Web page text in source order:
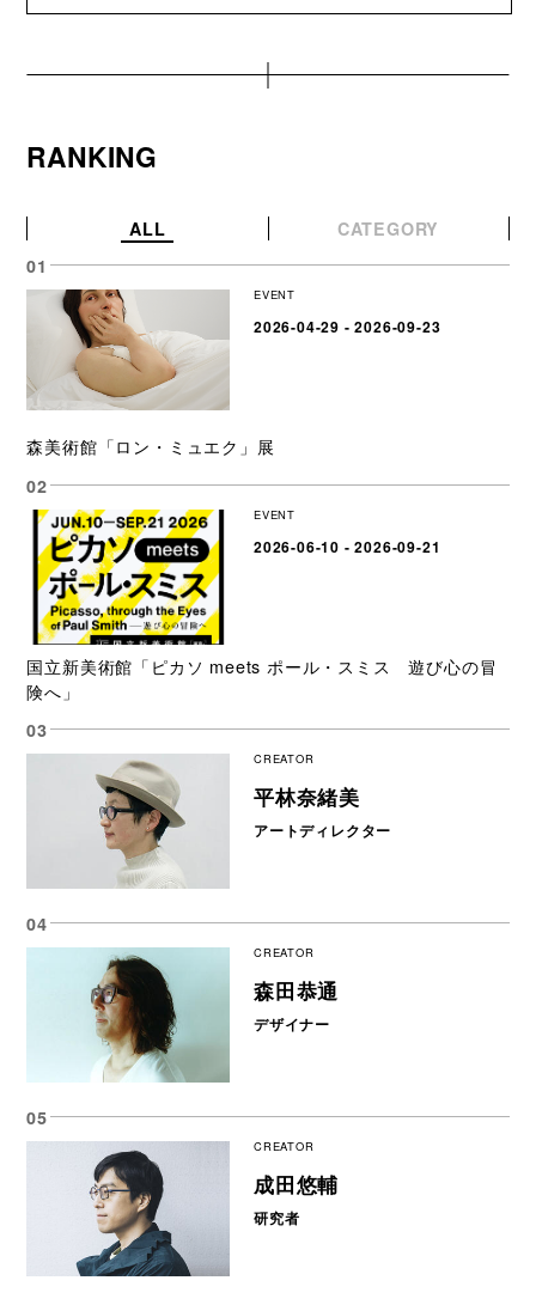
RANKING
ALL CATEGORY
EVENT
2026-04-29 - 2026-09-23
森美術館「ロン・ミュエク」展
EVENT
2026-06-10 - 2026-09-21
国立新美術館「ピカソ meets ポール・スミス 遊び心の冒
険へ」
CREATOR
平林奈緒美
アートディレクター
CREATOR
森田恭通
デザイナー
CREATOR
成田悠輔
研究者